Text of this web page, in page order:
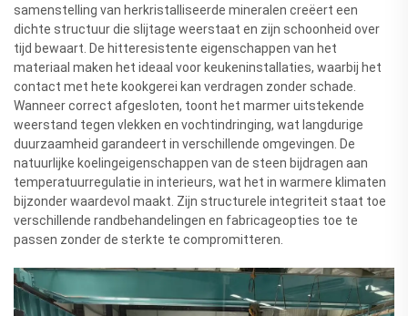
samenstelling van herkristalliseerde mineralen creëert een
dichte structuur die slijtage weerstaat en zijn schoonheid over
tijd bewaart. De hitteresistente eigenschappen van het
materiaal maken het ideaal voor keukeninstallaties, waarbij het
contact met hete kookgerei kan verdragen zonder schade.
Wanneer correct afgesloten, toont het marmer uitstekende
weerstand tegen vlekken en vochtindringing, wat langdurige
duurzaamheid garandeert in verschillende omgevingen. De
natuurlijke koelingeigenschappen van de steen bijdragen aan
temperatuurregulatie in interieurs, wat het in warmere klimaten
bijzonder waardevol maakt. Zijn structurele integriteit staat toe
verschillende randbehandelingen en fabricageopties toe te
passen zonder de sterkte te compromitteren.